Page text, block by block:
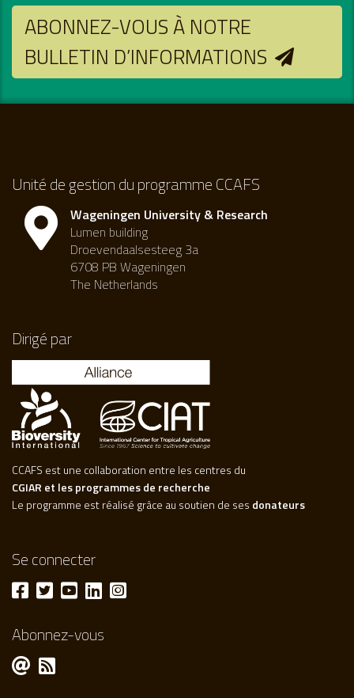
ABONNEZ-VOUS À NOTRE
BULLETIN D’INFORMATIONS
Unité de gestion du programme CCAFS
Wageningen University & Research
Lumen building
Droevendaalsesteeg 3a
6708 PB Wageningen
The Netherlands
Dirigé par
CCAFS est une collaboration entre les centres du
CGIAR et les programmes de recherche
Le programme est réalisé grâce au soutien de ses donateurs
Se connecter
Abonnez-vous